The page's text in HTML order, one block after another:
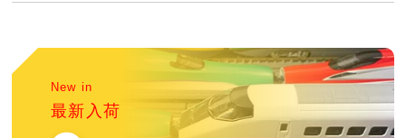
New in
最新入荷